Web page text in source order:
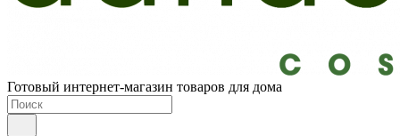
Готовый интернет-магазин товаров для дома